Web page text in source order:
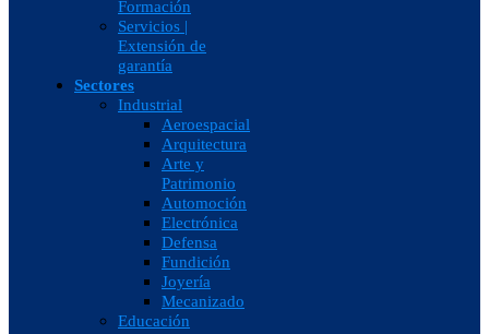
Formación
Servicios |
Extensión de
garantía
Sectores
Industrial
Aeroespacial
Arquitectura
Arte y
Patrimonio
Automoción
Electrónica
Defensa
Fundición
Joyería
Mecanizado
Educación